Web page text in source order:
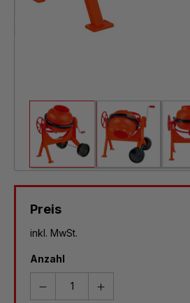
Preis
inkl. MwSt.
Anzahl